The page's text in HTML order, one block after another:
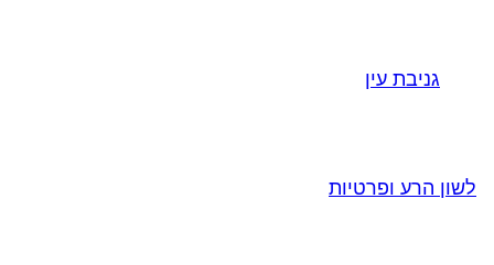
גניבת עין
לשון הרע ופרטיות